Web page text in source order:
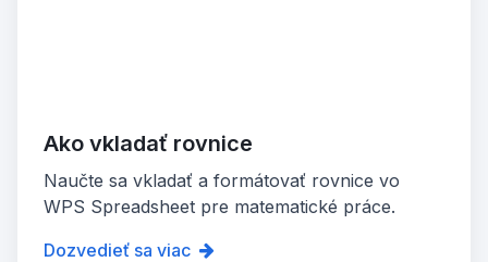
Ako vkladať rovnice
Naučte sa vkladať a formátovať rovnice vo
WPS Spreadsheet pre matematické práce.
Dozvedieť sa viac